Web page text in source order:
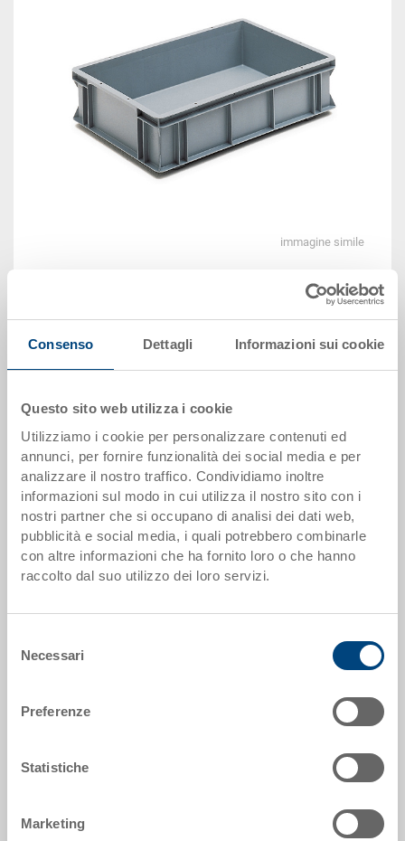
Consenso Dettagli Informazioni sui cookie
Questo sito web utilizza i cookie
Utilizziamo i cookie per personalizzare contenuti ed
annunci, per fornire funzionalità dei social media e per
analizzare il nostro traffico. Condividiamo inoltre
informazioni sul modo in cui utilizza il nostro sito con i
nostri partner che si occupano di analisi dei dati web,
pubblicità e social media, i quali potrebbero combinarle
con altre informazioni che ha fornito loro o che hanno
raccolto dal suo utilizzo dei loro servizi.
delNecessari
Preferenze
Statistiche
Marketing
immagine simile
Disponbilità: su richiesta
offerta
Scaglioni quantità Prezzo
da 250 pezzi EUR 16,45
Scaglionamento per quantità secondo le unità di imballo.
Dati articolo
Codice